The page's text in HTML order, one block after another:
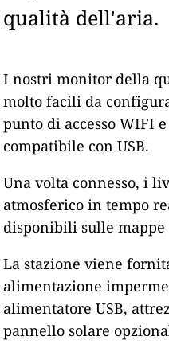
qualità dell'aria.
I nostri monitor della
molto facili da
punto di accesso WIFI
compatibile con USB.
Una volta connesso, i
atmosferico in tempo
disponibili sulle
La stazione viene
alimentazione
alimentatore USB,
pannello solare